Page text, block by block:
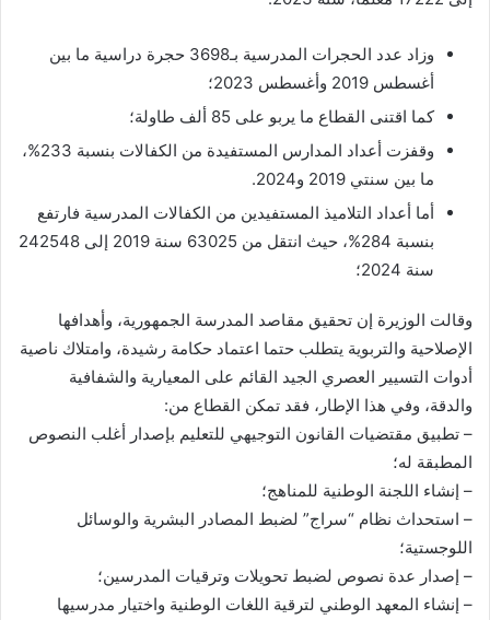
وزاد عدد الحجرات المدرسية بـ3698 حجرة دراسية ما بين
أغسطس 2019 وأغسطس 2023؛
كما اقتنى القطاع ما يربو على 85 ألف طاولة؛
وقفزت أعداد المدارس المستفيدة من الكفالات بنسبة 233%،
ما بين سنتي 2019 و2024.
أما أعداد التلاميذ المستفيدين من الكفالات المدرسية فارتفع
بنسبة 284%، حيث انتقل من 63025 سنة 2019 إلى 242548
سنة 2024؛
وقالت الوزيرة إن تحقيق مقاصد المدرسة الجمهورية، وأهدافها
الإصلاحية والتربوية يتطلب حتما اعتماد حكامة رشيدة، وامتلاك ناصية
أدوات التسيير العصري الجيد القائم على المعيارية والشفافية
والدقة، وفي هذا الإطار، فقد تمكن القطاع من:
– تطبيق مقتضيات القانون التوجيهي للتعليم بإصدار أغلب النصوص
المطبقة له؛
– إنشاء اللجنة الوطنية للمناهج؛
– استحداث نظام “سراج” لضبط المصادر البشرية والوسائل
اللوجستية؛
– إصدار عدة نصوص لضبط تحويلات وترقيات المدرسين؛
– إنشاء المعهد الوطني لترقية اللغات الوطنية واختيار مدرسيها